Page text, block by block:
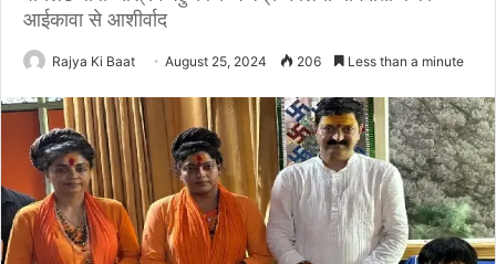
आईकावा से आशीर्वाद
Rajya Ki Baat August 25, 2024 206 Less than a minute